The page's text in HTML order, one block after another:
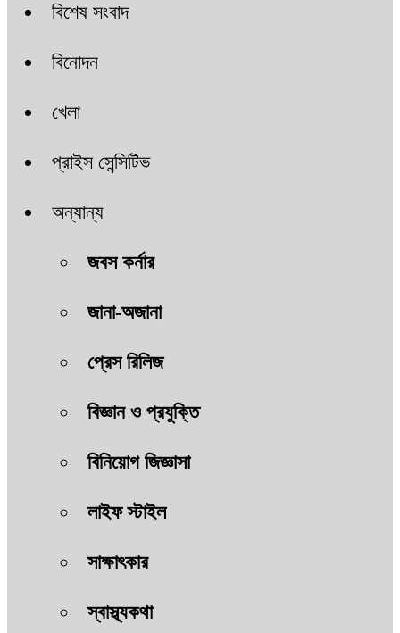
বিশেষ সংবাদ
বিনোদন
খেলা
প্রাইস সেন্সিটিভ
অন্যান্য
জবস কর্নার
জানা-অজানা
প্রেস রিলিজ
বিজ্ঞান ও প্রযুক্তি
বিনিয়োগ জিজ্ঞাসা
লাইফ স্টাইল
সাক্ষাৎকার
স্বাস্থ্যকথা